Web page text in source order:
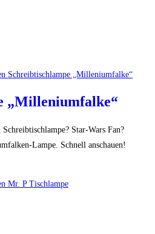
„Milleniumfalke“
Star-Wars Fan?
Lampe. Schnell anschauen!